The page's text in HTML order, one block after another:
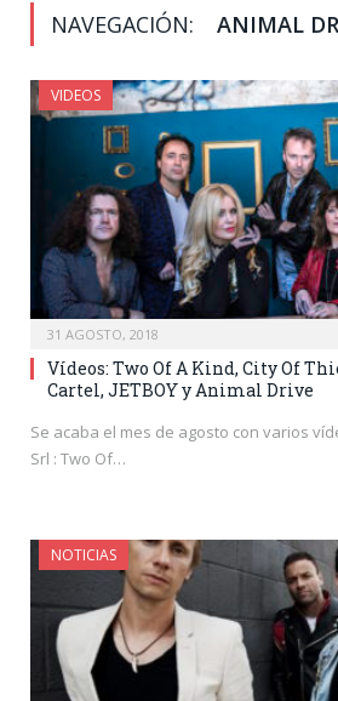
NAVEGACIÓN: ANIMAL
VIDEOS
31 AGOSTO, 2018
Vídeos: Two Of A Kind, City Of
Cartel, JETBOY y Animal Drive
Se acaba el mes de agosto con varios
Srl : Two Of…
NOTICIAS